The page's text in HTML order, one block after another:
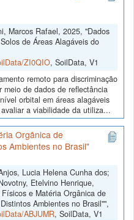
Marcos Rafael, 2025, "Dados
de Áreas Alagáveis do
ZI0QIO, SoilData, V1
remoto para discriminação
de dados de reflectância
orbital em áreas alagáveis
a viabilidade da utiliza...
Orgânica de
Ambientes no Brasil"
Lucia Helena Cunha dos;
Etelvino Henrique,
e Matéria Orgânica de
Ambientes no Brasil"",
ABJUMR, SoilData, V1